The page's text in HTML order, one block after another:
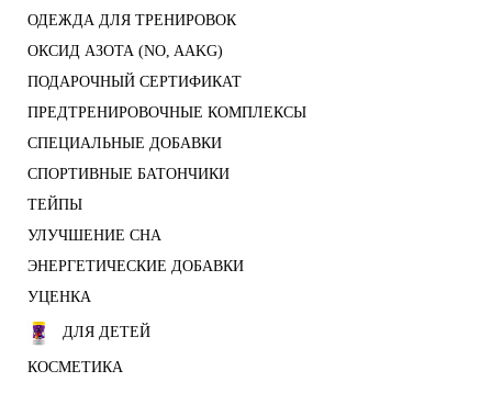
ОДЕЖДА ДЛЯ ТРЕНИРОВОК
ОКСИД АЗОТА (NO, AAKG)
ПОДАРОЧНЫЙ СЕРТИФИКАТ
ПРЕДТРЕНИРОВОЧНЫЕ КОМПЛЕКСЫ
СПЕЦИАЛЬНЫЕ ДОБАВКИ
СПОРТИВНЫЕ БАТОНЧИКИ
ТЕЙПЫ
УЛУЧШЕНИЕ СНА
ЭНЕРГЕТИЧЕСКИЕ ДОБАВКИ
УЦЕНКА
ДЛЯ ДЕТЕЙ
КОСМЕТИКА